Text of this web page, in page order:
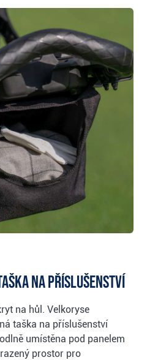
na příslušenství
na hůl. Velkoryse
taška na příslušenství
umístěna pod panelem
prostor pro